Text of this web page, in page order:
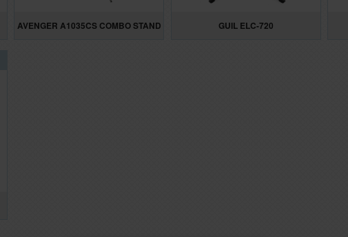
AVENGER A1035CS COMBO STAND GUIL ELC-720